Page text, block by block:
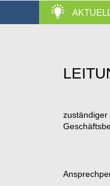
zuständiger